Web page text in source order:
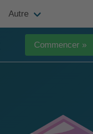
Autre
Commencer »